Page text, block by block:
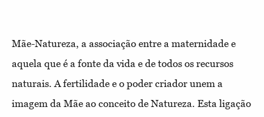
Mãe-Natureza, a associação entre a maternidade e
aquela que é a fonte da vida e de todos os recursos
naturais. A fertilidade e o poder criador unem a
imagem da Mãe ao conceito de Natureza. Esta ligação